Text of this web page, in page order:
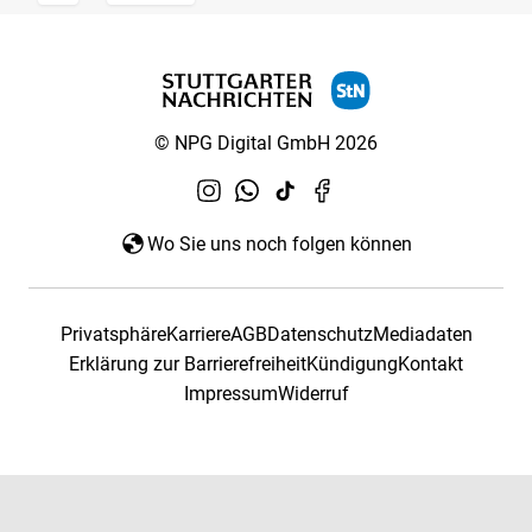
© NPG Digital GmbH 2026
Wo Sie uns noch folgen können
PrivatsphäreKarriereAGBDatenschutzMediadaten
Erklärung zur BarrierefreiheitKündigungKontakt
ImpressumWiderruf